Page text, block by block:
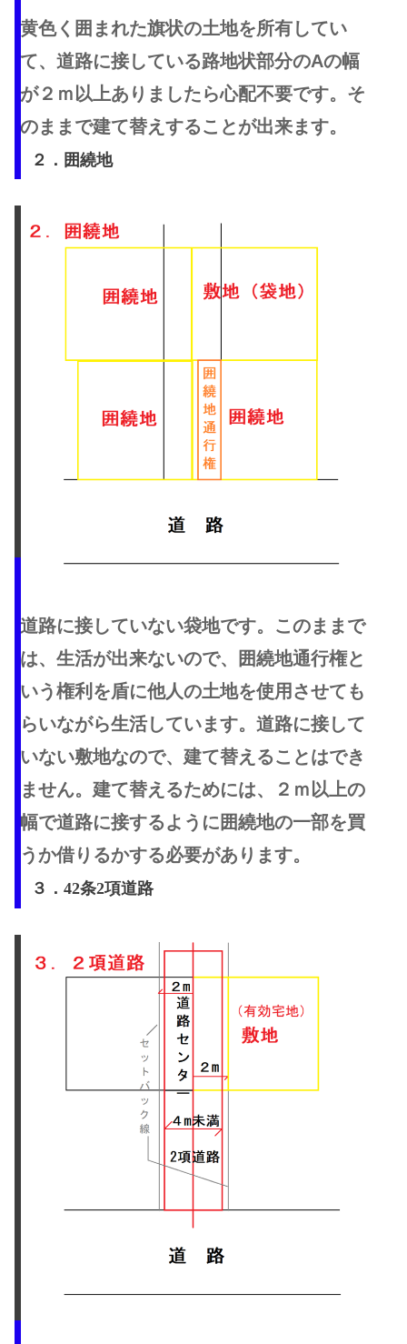
黄色く囲まれた旗状の土地を所有してい
て、道路に接している路地状部分のAの幅
が２ｍ以上ありましたら心配不要です。 そ
のままで建て替えすることが出来ます。
２．囲繞地
道路に接していない袋地です。このままで
は、生活が出来ないので、囲繞地通行権と
いう権利を盾に他人の土地を使用させても
らいながら生活しています。道路に接して
いない敷地なので、建て替えることはでき
ません。建て替えるためには、２ｍ以上の
幅で道路に接するように囲繞地の一部を買
うか借りるかする必要があります。
３．42条2項道路